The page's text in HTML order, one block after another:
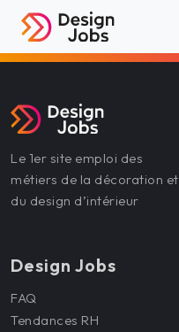
Le 1er site emploi des
métiers de la décoration et
du design d’intérieur
Design Jobs
FAQ
Tendances RH